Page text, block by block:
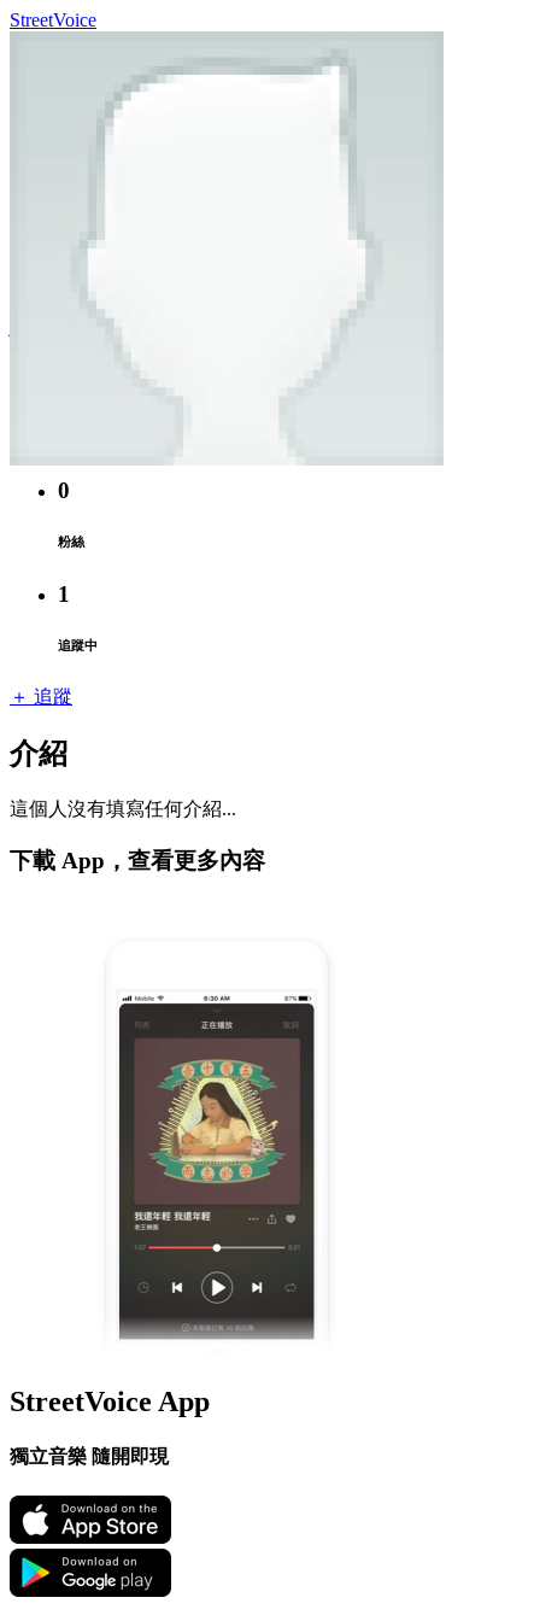
StreetVoice
心肝大宝贝
0
粉絲
1
追蹤中
＋ 追蹤
介紹
這個人沒有填寫任何介紹...
下載 App，查看更多內容
StreetVoice App
獨立音樂 隨開即現